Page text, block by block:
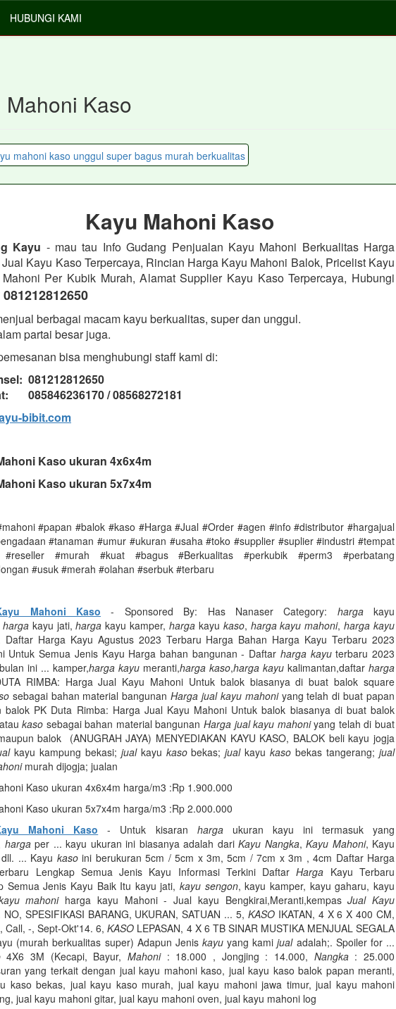
HUBUNGI KAMI
Mahoni Kaso
Kayu Mahoni Kaso
Kayu - mau tau Info Gudang Penjualan Kayu Mahoni Berkualitas Harga
Jual Kayu Kaso Terpercaya, Rincian Harga Kayu Mahoni Balok, Pricelist Kayu
Per Kubik Murah, Alamat Supplier Kayu Kaso Terpercaya, Hubungi
081212812650
berbagai macam kayu berkualitas, super dan unggul.
partai besar juga.
bisa menghubungi staff kami di:
081212812650
085846236170 / 08568272181
bibit.com
Kaso ukuran 4x6x4m
Kaso ukuran 5x7x4m
#papan #balok #kaso #Harga #Jual #Order #agen #info #distributor #hargajual
#tanaman #umur #ukuran #usaha #toko #supplier #suplier #industri #tempat
#reseller #murah #kuat #bagus #Berkualitas #perkubik #perm3 #perbatang
#usuk #merah #olahan #serbuk #terbaru
Mahoni Kaso - Sponsored By: Has Nanaser Category: hargakayu
hargakayu jati,harga kayu kamper,harga kayu kaso, harga kayu mahoni,harga kayu
Daftar Harga Kayu Agustus 2023 Terbaru Harga Bahan Harga Kayu Terbaru 2023
Untuk Semua Jenis Kayu Harga bahan bangunan - Daftar harga kayuterbaru 2023
ini ... kamper,harga kayu meranti,harga kaso,harga kayu kalimantan,daftar harga
RIMBA: Harga Jual Kayu Mahoni Untuk balok biasanya di buat balok square
sebagai bahan material bangunanHarga jual kayu mahoniyang telah di buat papan
balok PK Duta Rimba: Harga Jual Kayu Mahoni Untuk balok biasanya di buat balok
kaso sebagai bahan material bangunanHarga jual kayu mahoniyang telah di buat
balok (ANUGRAH JAYA) MENYEDIAKAN KAYU KASO, BALOK beli kayu jogja
kayu kampung bekasi; jualkayu kasobekas;jualkayukaso bekas tangerang;jual
murah dijogja; jualan
Kaso ukuran 4x6x4m harga/m3 :Rp 1.900.000
Kaso ukuran 5x7x4m harga/m3 :Rp 2.000.000
Mahoni Kaso - Untuk kisaran hargaukuran kayu ini termasuk yang
hargaper ... kayu ukuran ini biasanya adalah dari Kayu Nangka, Kayu Mahoni, Kayu
... Kayu kasoini berukuran 5cm / 5cm x 3m, 5cm / 7cm x 3m , 4cm Daftar Harga
Lengkap Semua Jenis Kayu Informasi Terkini DaftarHarga Kayu Terbaru
Semua Jenis Kayu Baik Itu kayu jati,kayu sengon, kayu kamper, kayu gaharu, kayu
mahoni harga kayu Mahoni - Jual kayu Bengkirai,Meranti,kempasJual Kayu
NO, SPESIFIKASI BARANG, UKURAN, SATUAN ... 5, KASOIKATAN, 4 X 6 X 400 CM,
Call, -, Sept-Okt'14. 6,KASO LEPASAN, 4 X 6 TB SINAR MUSTIKA MENJUAL SEGALA
(murah berkualitas super) Adapun Jenis kayu yang kamijualadalah;. Spoiler for ...
4X6 3M (Kecapi, Bayur,Mahoni: 18.000 , Jongjing : 14.000, Nangka: 25.000
yang terkait dengan jual kayu mahoni kaso, jual kayu kaso balok papan meranti,
kaso bekas, jual kayu kaso murah, jual kayu mahoni jawa timur, jual kayu mahoni
jual kayu mahoni gitar, jual kayu mahoni oven, jual kayu mahoni log